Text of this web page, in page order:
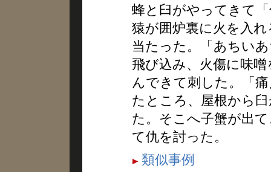
蜂と臼がやってきて
猿が囲炉裏に火を入
当たった。「あちい
飛び込み、火傷に味
んできて刺した。「
たところ、屋根から
た。そこへ子蟹が出
て仇を討った。
類似事例